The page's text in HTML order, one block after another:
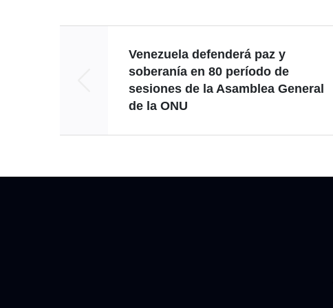
Venezuela defenderá paz y
soberanía en 80 período de
sesiones de la Asamblea General
de la ONU